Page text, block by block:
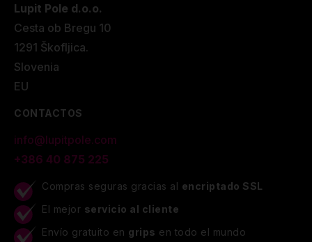
Lupit Pole d.o.o.
Cesta ob Bregu 10
1291 Škofljica.
Slovenia
EU
CONTACTOS
info@lupitpole.com
+386 40 875 225
Compras seguras gracias al encriptado SSL
El mejor servicio al cliente
Envío gratuito en grips en todo el mundo